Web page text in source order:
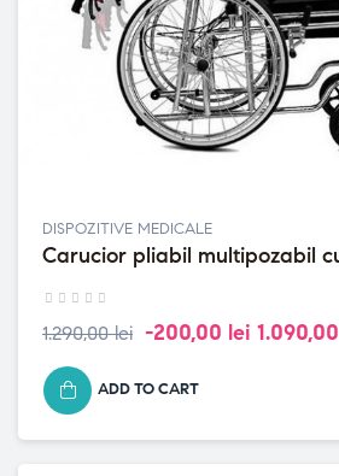
DISPOZITIVE MEDICALE
Carucior pliabil multipozabil
1.290,00 lei -200,00 lei
ADD TO CART